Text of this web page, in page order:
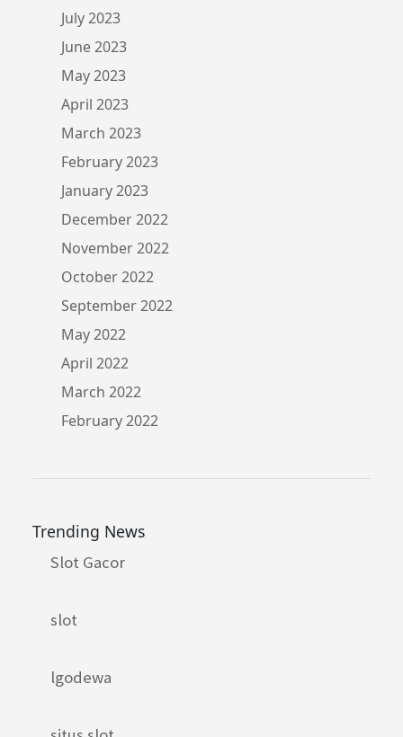
July 2023
June 2023
May 2023
April 2023
March 2023
February 2023
January 2023
December 2022
November 2022
October 2022
September 2022
May 2022
April 2022
March 2022
February 2022
Trending News
Slot Gacor
slot
lgodewa